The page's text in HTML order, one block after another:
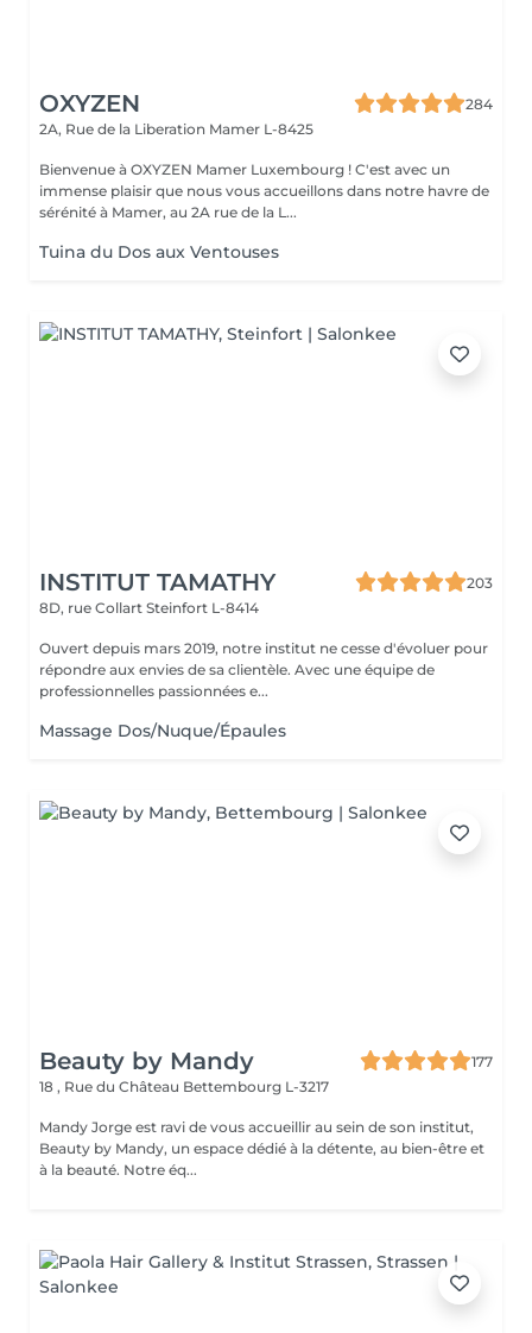
OXYZEN
284
2A, Rue de la Liberation Mamer L-8425
Bienvenue à OXYZEN Mamer Luxembourg ! C'est avec un
immense plaisir que nous vous accueillons dans notre havre de
sérénité à Mamer, au 2A rue de la L...
Tuina du Dos aux Ventouses
INSTITUT TAMATHY
203
8D, rue Collart Steinfort L-8414
Ouvert depuis mars 2019, notre institut ne cesse d'évoluer pour
répondre aux envies de sa clientèle. Avec une équipe de
professionnelles passionnées e...
Massage Dos/Nuque/Épaules
Beauty by Mandy
177
18 , Rue du Château Bettembourg L-3217
Mandy Jorge est ravi de vous accueillir au sein de son institut,
Beauty by Mandy, un espace dédié à la détente, au bien-être et
à la beauté. Notre éq...